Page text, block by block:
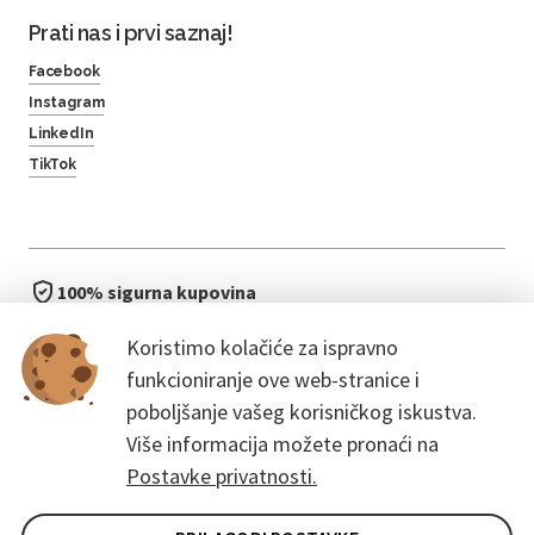
Koristimo kolačiće za ispravno
funkcioniranje ove web-stranice i
poboljšanje vašeg korisničkog iskustva.
Više informacija možete pronaći na
Postavke privatnosti.
Prati nas i prvi saznaj!
Facebook
Instagram
LinkedIn
TikTok
100% sigurna kupovina
bez čekanja u redu